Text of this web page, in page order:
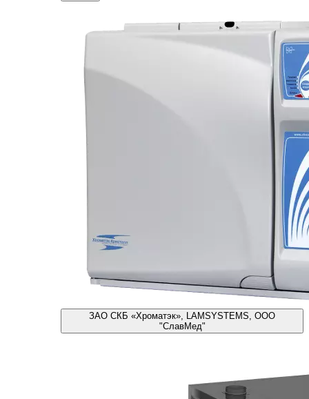
ЗАО СКБ «Хроматэк», LAMSYSTEMS, ООО
"СлавМед"